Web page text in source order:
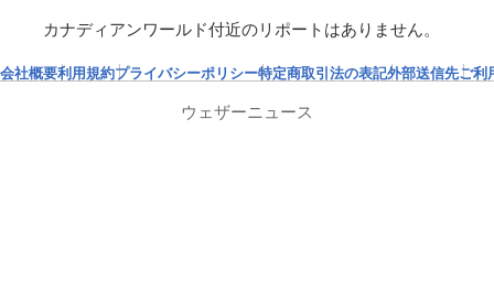
カナディアンワールド付近のリポートはありません。
会社概要利用規約プライバシーポリシー特定商取引法の表記外部送信先ご利
ウェザーニュース